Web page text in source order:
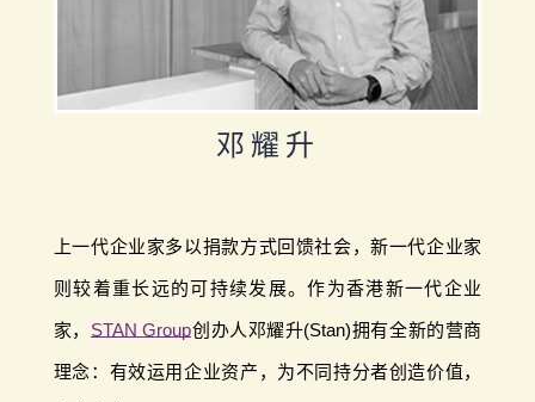
邓耀升
上一代企业家多以捐款方式回馈社会，新一代企业家
则较着重长远的可持续发展。作为香港新一代企业
家， STAN Group创办人邓耀升(Stan)拥有全新的营商
理念：有效运用企业资产，为不同持分者创造价值，